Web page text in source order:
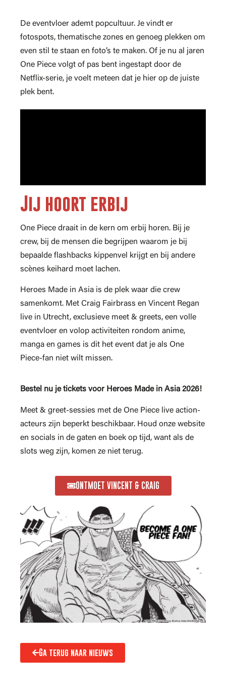
De eventvloer ademt popcultuur. Je vindt er
fotospots, thematische zones en genoeg plekken om
even stil te staan en foto’s te maken. Of je nu al jaren
One Piece volgt of pas bent ingestapt door de
Netflix-serie, je voelt meteen dat je hier op de juiste
plek bent.
Jij hoort erbij
One Piece draait in de kern om erbij horen. Bij je
crew, bij de mensen die begrijpen waarom je bij
bepaalde flashbacks kippenvel krijgt en bij andere
scènes keihard moet lachen.
Heroes Made in Asia is de plek waar die crew
samenkomt. Met Craig Fairbrass en Vincent Regan
live in Utrecht, exclusieve meet & greets, een volle
eventvloer en volop activiteiten rondom anime,
manga en games is dit het event dat je als One
Piece-fan niet wilt missen.
Bestel nu je tickets voor Heroes Made in Asia 2026!
Meet & greet-sessies met de One Piece live action-
acteurs zijn beperkt beschikbaar. Houd onze website
en socials in de gaten en boek op tijd, want als de
slots weg zijn, komen ze niet terug.
ONTMOET VINCENT & CRAIG
Ga terug naar nieuws